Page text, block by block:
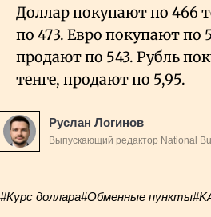
Доллар покупают по 466
по 473. Евро покупают по
продают по 543. Рубль
тенге, продают по 5,95.
Руслан Логинов
Выпускающий редактор National
#Курс доллара#Обменные пункты